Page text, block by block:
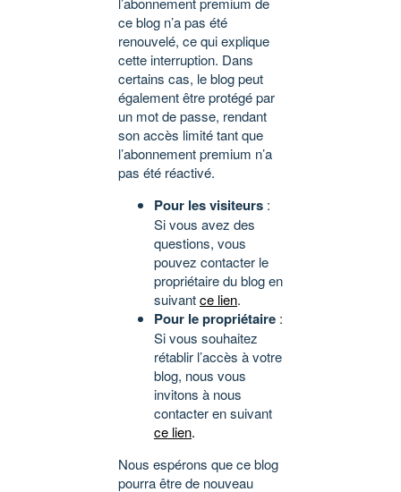
ce blog n’a pas été
renouvelé, ce qui explique
cette interruption. Dans
certains cas, le blog peut
également être protégé par
un mot de passe, rendant
son accès limité tant que
l’abonnement premium n’a
pas été réactivé.
Pour les visiteurs :
Si vous avez des
questions, vous
pouvez contacter le
propriétaire du blog en
suivantce lien.
Pour le propriétaire :
Si vous souhaitez
rétablir l’accès à votre
blog, nous vous
invitons à nous
contacter en suivant
ce lien.
Nous espérons que ce blog
pourra être de nouveau